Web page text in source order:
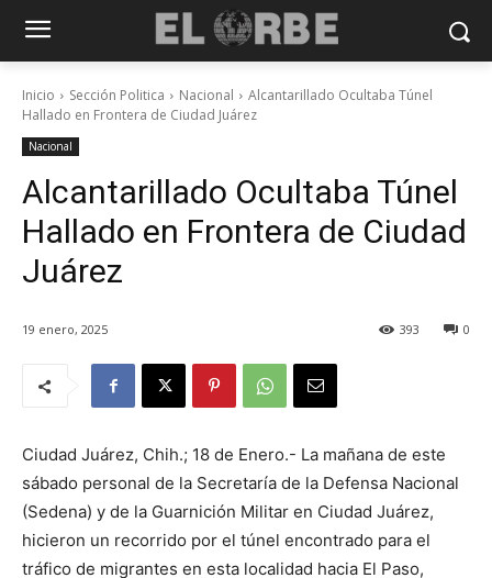
Inicio Sección Politica Nacional
Alcantarillado Ocultaba Túnel
Hallado en Frontera de Ciudad Juárez
Nacional
Alcantarillado Ocultaba Túnel
Hallado en Frontera de Ciudad
Juárez
19 enero, 2025 0
393
Ciudad Juárez, Chih.; 18 de Enero.- La mañana de este
sábado personal de la Secretaría de la Defensa Nacional
(Sedena) y de la Guarnición Militar en Ciudad Juárez,
hicieron un recorrido por el túnel encontrado para el
tráfico de migrantes en esta localidad hacia El Paso,